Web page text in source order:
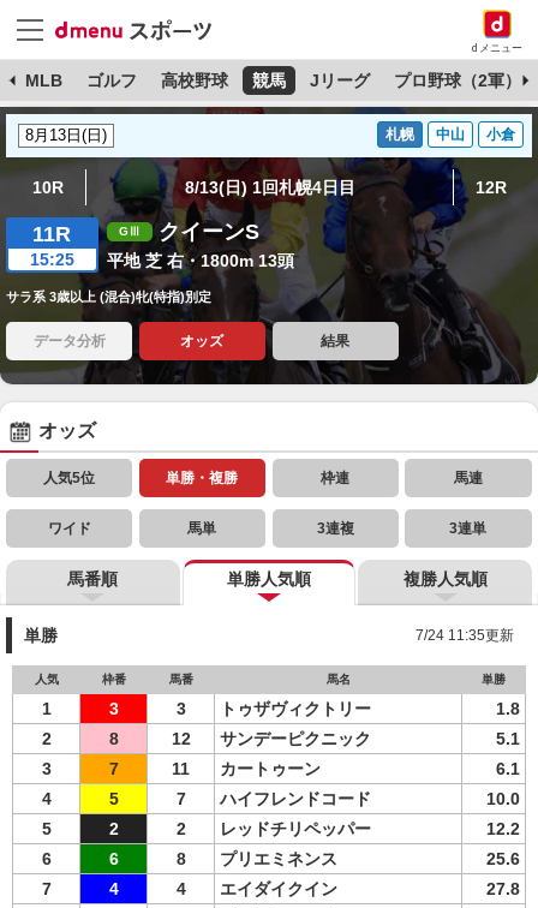
dメニュー
MLB ゴルフ 高校野球 競馬 Jリーグ プロ野球（2軍）
札幌 中山 小倉
10R 8/13(日) 1回札幌4日目 12R
11R
15:25
クイーンS
平地 芝 右・1800m 13頭
サラ系 3歳以上 (混合)牝(特指)別定
データ分析 オッズ 結果
オッズ
人気5位 単勝・複勝 枠連 馬連
ワイド 馬単 3連複 3連単
馬番順 単勝人気順 複勝人気順
単勝 7/24 11:35更新
人気 枠番 馬番 馬名 単勝
1 3 3 トゥザヴィクトリー
1.8
2
8 12 サンデーピクニック
5.1
3
7 11 カートゥーン
6.1
4
5 7 ハイフレンドコード
10.0
5
2 2 レッドチリペッパー
12.2
6
6 8 プリエミネンス
25.6
7
4 4 エイダイクイン
27.8